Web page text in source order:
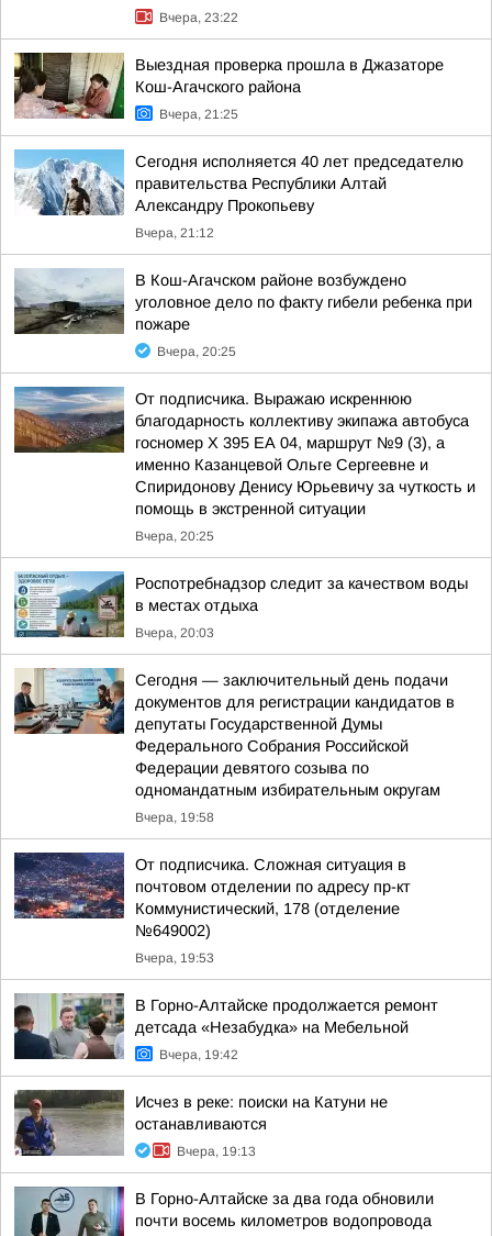
Вчера, 23:22
Выездная проверка прошла в Джазаторе
Кош-Агачского района
Вчера, 21:25
Сегодня исполняется 40 лет председателю
правительства Республики Алтай
Александру Прокопьеву
Вчера, 21:12
В Кош-Агачском районе возбуждено
уголовное дело по факту гибели ребенка при
пожаре
Вчера, 20:25
От подписчика. Выражаю искреннюю
благодарность коллективу экипажа автобуса
госномер X 395 ЕА 04, маршрут №9 (3), а
именно Казанцевой Ольге Сергеевне и
Спиридонову Денису Юрьевичу за чуткость и
помощь в экстренной ситуации
Вчера, 20:25
Роспотребнадзор следит за качеством воды
в местах отдыха
Вчера, 20:03
Сегодня — заключительный день подачи
документов для регистрации кандидатов в
депутаты Государственной Думы
Федерального Собрания Российской
Федерации девятого созыва по
одномандатным избирательным округам
Вчера, 19:58
От подписчика. Сложная ситуация в
почтовом отделении по адресу пр-кт
Коммунистический, 178 (отделение
№649002)
Вчера, 19:53
В Горно-Алтайске продолжается ремонт
детсада «Незабудка» на Мебельной
Вчера, 19:42
Исчез в реке: поиски на Катуни не
останавливаются
Вчера, 19:13
В Горно-Алтайске за два года обновили
почти восемь километров водопровода